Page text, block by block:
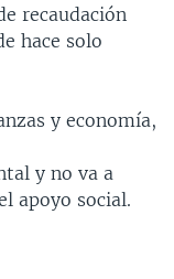
recaudación
hace solo
y economía,
y no va a
apoyo social.